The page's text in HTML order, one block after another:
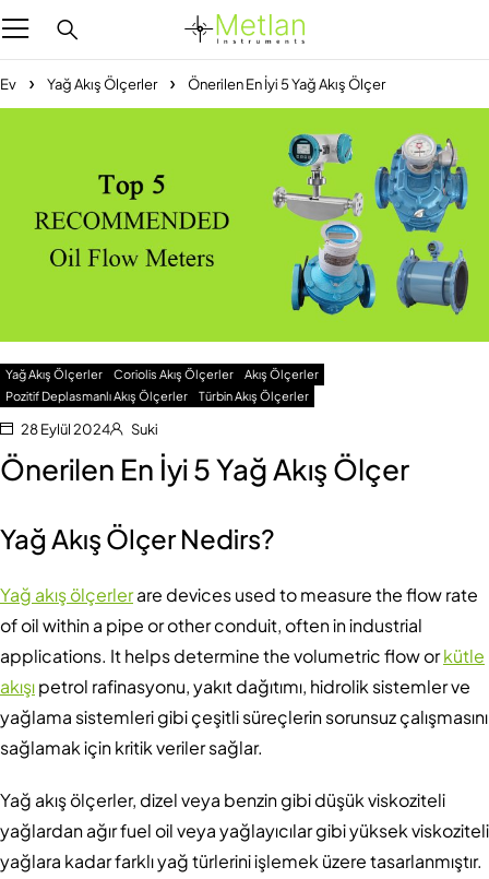
Ev Yağ Akış Ölçerler Önerilen En İyi 5 Yağ Akış Ölçer
Yağ Akış Ölçerler Coriolis Akış Ölçerler
Akış Ölçerler
Pozitif Deplasmanlı Akış Ölçerler
Türbin Akış Ölçerler
28 Eylül 2024 Suki
Önerilen En İyi 5 Yağ Akış Ölçer
Yağ Akış Ölçer Nedirs?
Yağ akış ölçerlerare devices used to measure the flow rate
of oil within a pipe or other conduit, often in industrial
applications. It helps determine the volumetric flow orkütle
akışıpetrol rafinasyonu, yakıt dağıtımı, hidrolik sistemler ve
yağlama sistemleri gibi çeşitli süreçlerin sorunsuz çalışmasını
sağlamak için kritik veriler sağlar.
Yağ akış ölçerler, dizel veya benzin gibi düşük viskoziteli
yağlardan ağır fuel oil veya yağlayıcılar gibi yüksek viskoziteli
yağlara kadar farklı yağ türlerini işlemek üzere tasarlanmıştır.